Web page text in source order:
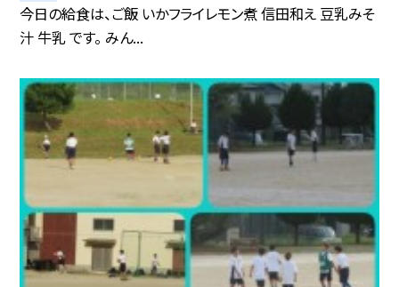
今日の給食は、ご飯 いかフライレモン煮 信田和え 豆乳みそ
汁 牛乳 です。 みん...